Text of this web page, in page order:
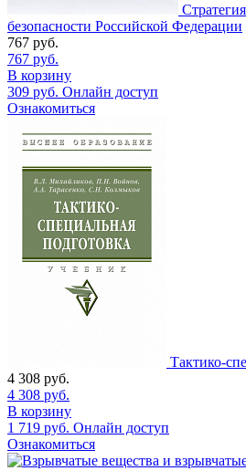
безопасности Российской Федерации
767 руб.
767 руб.
В корзину
309 руб. Онлайн доступ
Ознакомиться
Тактико-
4 308 руб.
4 308 руб.
В корзину
1 719 руб. Онлайн доступ
Ознакомиться